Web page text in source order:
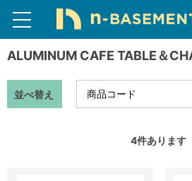
ALUMINUM CAFE TABLE＆
並べ替え
4件あります